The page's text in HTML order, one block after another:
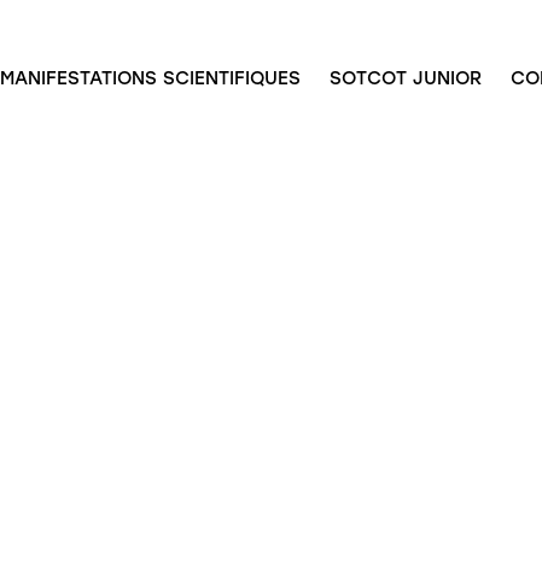
MANIFESTATIONS SCIENTIFIQUES SOTCOT JUNIOR